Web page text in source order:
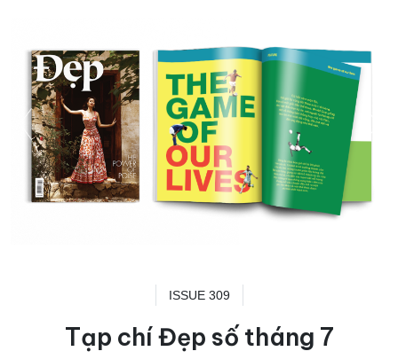
ISSUE 309
Tạp chí Đẹp số tháng 7